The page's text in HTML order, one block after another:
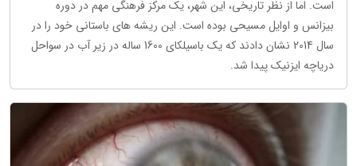
است. اما از نظر تاریخی، این شهر، یک مرکز فرهنگی مهم در دوره
بیزانس و اوایل مسیحی بوده است. این ریشه های باستانی خود را در
سال 2014 نشان دادند که یک باسیلکای 1600 ساله در زیر آب در سواحل
دریاچه ایزنیک پیدا شد.